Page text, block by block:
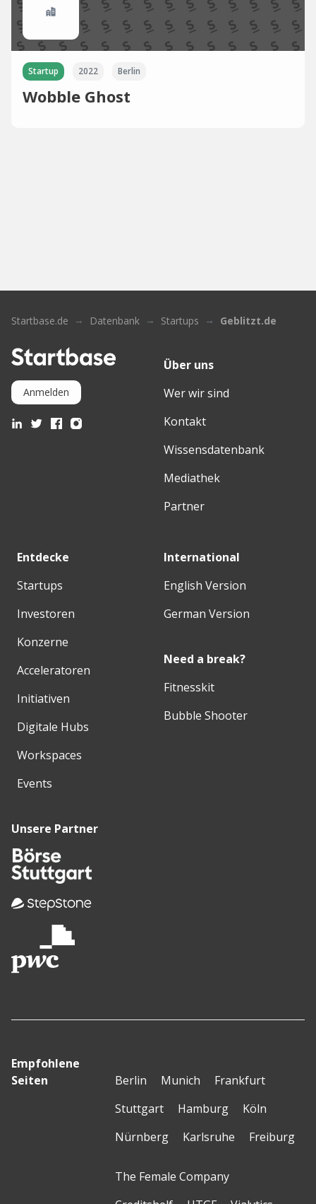
Startup 2022 Berlin
Wobble Ghost
Startbase.de Datenbank Startups Geblitzt.de
Anmelden
Über uns
Wer wir sind
Kontakt
Wissensdatenbank
Mediathek
Partner
Entdecke
Startups
Investoren
Konzerne
Acceleratoren
Initiativen
Digitale Hubs
Workspaces
Events
International
English Version
German Version
Need a break?
Fitnesskit
Bubble Shooter
Unsere Partner
Empfohlene
Seiten
Berlin Munich
Frankfurt
Stuttgart
Hamburg
Köln
Nürnberg
Karlsruhe Freiburg
The Female Company